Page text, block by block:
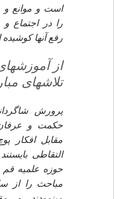
است و موانع و
را در اجتماع
رفع آنها كوشيده
از
تلاشهاى
پرورش
حكمت و
مقابل افكار
التقاطى
حوزه علميه قم